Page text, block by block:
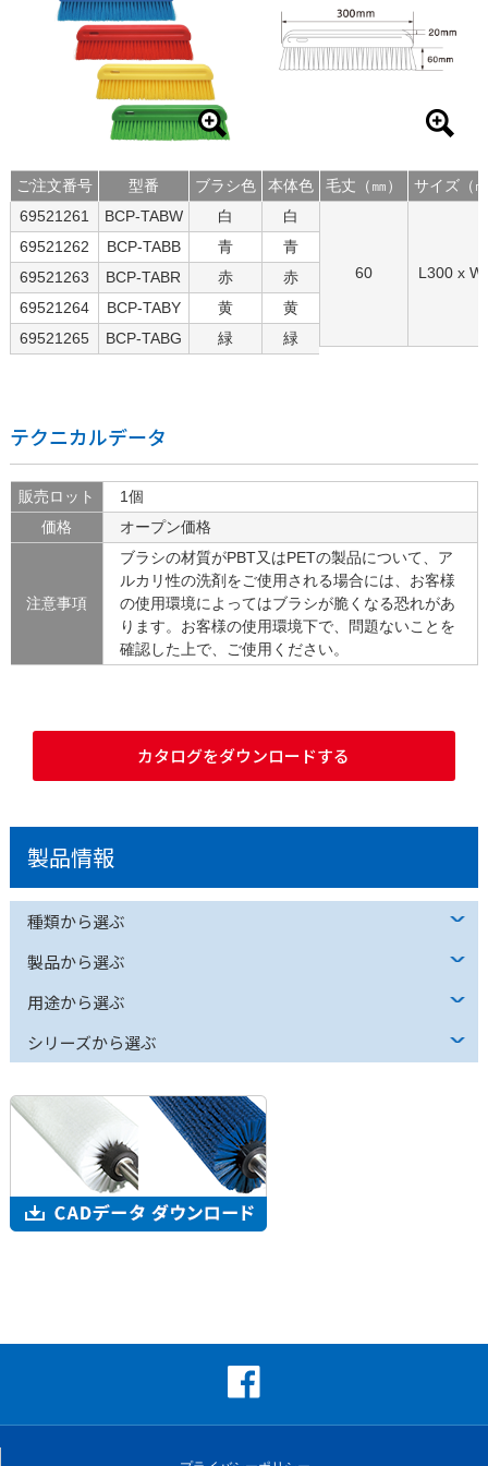
ご注文番号 型番 ブラシ色
本体色
69521261
BCP-TABW 白
白
69521262
BCP-TABB 青
青
69521263
BCP-TABR 赤
赤
69521264
BCP-TABY 黄
黄
69521265
BCP-TABG 緑 緑
毛丈（㎜） サイズ（
60 L300 x
テクニカルデータ
販売ロット
1個
価格
オープン価格
注意事項
ブラシの材質がPBT又はPETの製品について、ア
ルカリ性の洗剤をご使用される場合には、お客様
の使用環境によってはブラシが脆くなる恐れがあ
ります。お客様の使用環境下で、問題ないことを
確認した上で、ご使用ください。
カタログをダウンロードする
製品情報
種類から選ぶ
製品から選ぶ
用途から選ぶ
シリーズから選ぶ